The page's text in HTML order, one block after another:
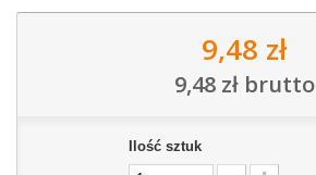
9,48 zł
9,48 złbrutto
Ilość sztuk